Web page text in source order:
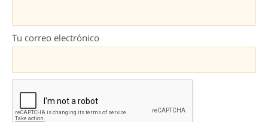
Tu correo electrónico